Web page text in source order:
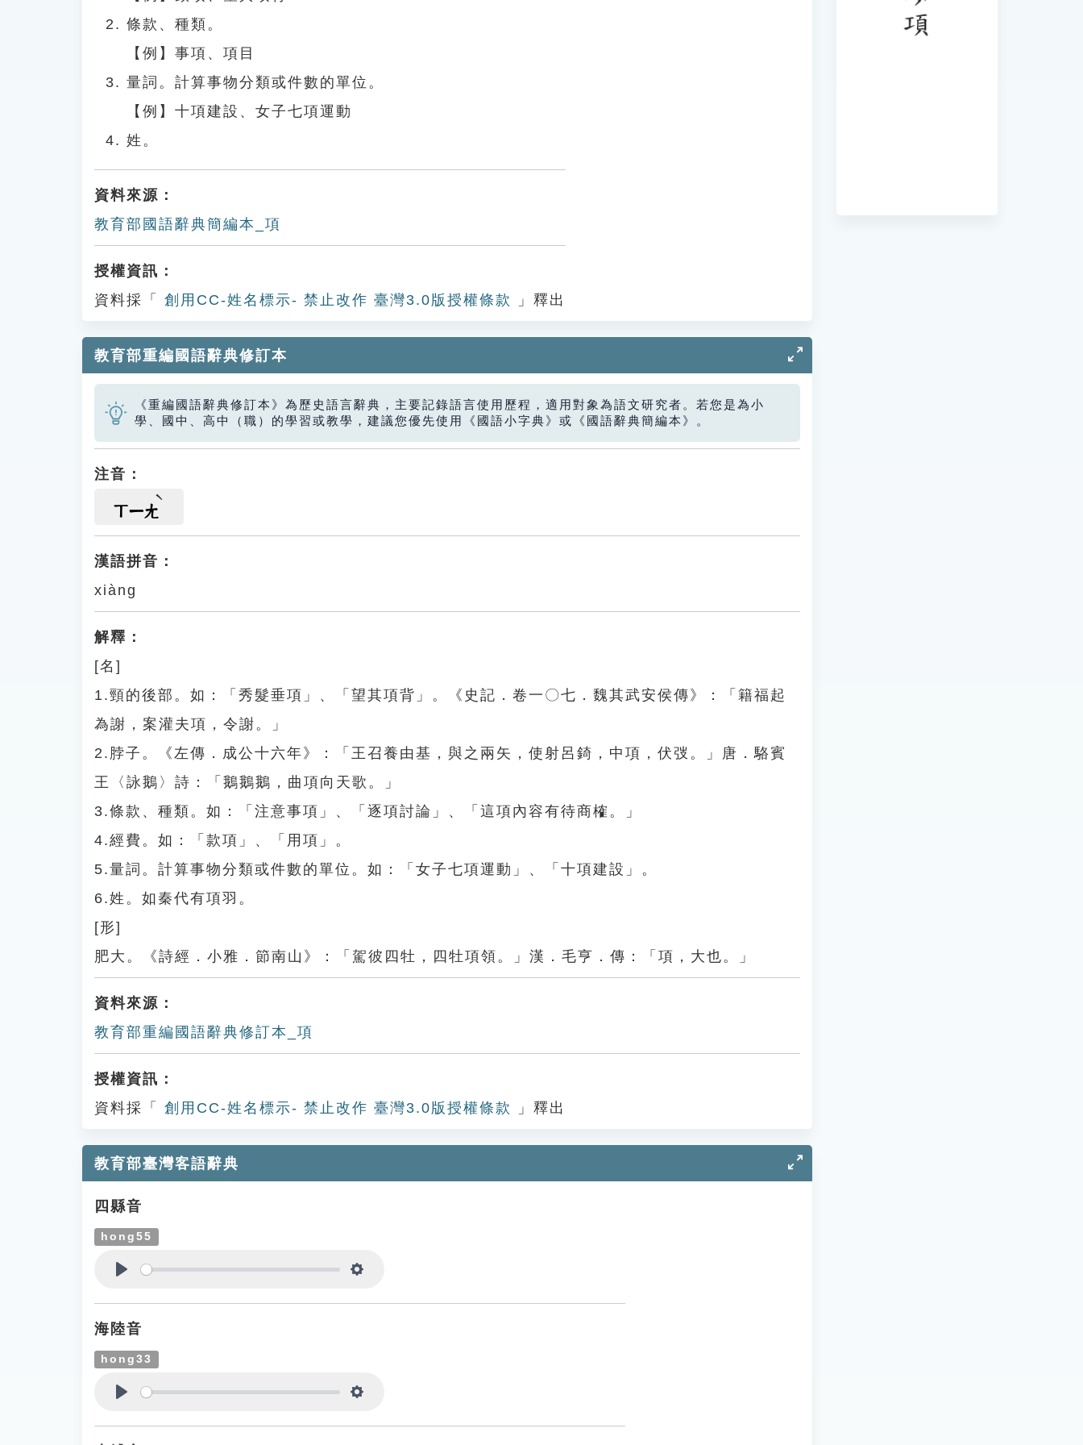
條款、種類。
【例】事項、項目
量詞。計算事物分類或件數的單位。
【例】十項建設、女子七項運動
姓。
資料來源：
教育部國語辭典簡編本_項
授權資訊：
資料採「
創用CC-姓名標示- 禁止改作 臺灣3.0版授權條款 」釋出
教育部重編國語辭典修訂本
《重編國語辭典修訂本》為歷史語言辭典，主要記錄語言使用歷程，適用對象為語文研究者。若您是為小
學、國中、高中（職）的學習或教學，建議您優先使用《國語小字典》或《國語辭典簡編本》。
注音：
ㄒㄧㄤ
漢語拼音：
xiàng
解釋：
[名]
1.頸的後部。如：「秀髮垂項」、「望其項背」。《史記．卷一〇七．魏其武安侯傳》：「籍福起
為謝，案灌夫項，令謝。」
2.脖子。《左傳．成公十六年》：「王召養由基，與之兩矢，使射呂錡，中項，伏弢。」唐．駱賓
王〈詠鵝〉詩：「鵝鵝鵝，曲項向天歌。」
3.條款、種類。如：「注意事項」、「逐項討論」、「這項內容有待商榷。」
4.經費。如：「款項」、「用項」。
5.量詞。計算事物分類或件數的單位。如：「女子七項運動」、「十項建設」。
6.姓。如秦代有項羽。
[形]
肥大。《詩經．小雅．節南山》：「駕彼四牡，四牡項領。」漢．毛亨．傳：「項，大也。」
資料來源：
教育部重編國語辭典修訂本_項
授權資訊：
資料採「
創用CC-姓名標示- 禁止改作 臺灣3.0版授權條款 」釋出
教育部臺灣客語辭典
四縣音
hong55
海陸音
hong33